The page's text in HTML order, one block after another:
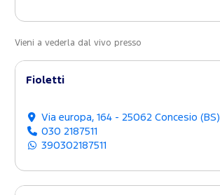
Vieni a vederla dal vivo presso
Fioletti
Via europa, 164 - 25062 Concesio (BS)
030 2187511
390302187511